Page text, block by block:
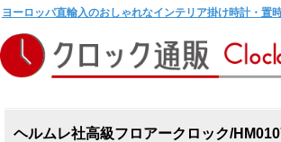
ヨーロッパ直輸入のおしゃれなインテリア掛け時計・置
ヘルムレ社高級フロアークロック/